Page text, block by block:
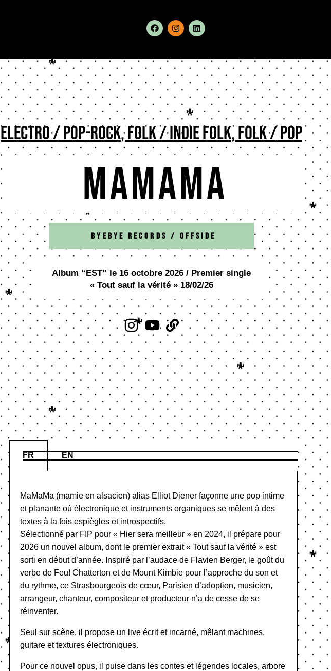
Electro / Pop-Rock,Folk / Indie folk,Folk / Pop
MaMaMa
byebye Records / Offside
Album “EST” le 16 octobre 2026 / Premier single
« Tout sauf la vérité » 18/02/26
FR EN
MaMaMa (mamie en alsacien) alias Elliot Diener façonne une pop intime
et planante où électronique et instruments organiques se mêlent à des
textes à la fois espiègles et introspectifs.
Sélectionné par FIP pour « Hier sera meilleur » en 2024, il prépare pour
2026 un nouvel album, dont le premier extrait « Tout sauf la vérité » est
sorti en début d’année. Inspiré par l’audace de Flavien Berger, le goût du
verbe de Feu! Chatterton et de Mount Kimbie pour l’approche du son et
du rythme, ce Strasbourgeois de cœur, Parisien d’adoption, musicien,
arrangeur, chanteur, compositeur et producteur n’a de cesse de se
réinventer.
Seul sur scène, il propose un live écrit et incarné, mêlant machines,
guitare et textures électroniques.
Pour ce nouvel opus, il puise dans les contes et légendes locales, arbore